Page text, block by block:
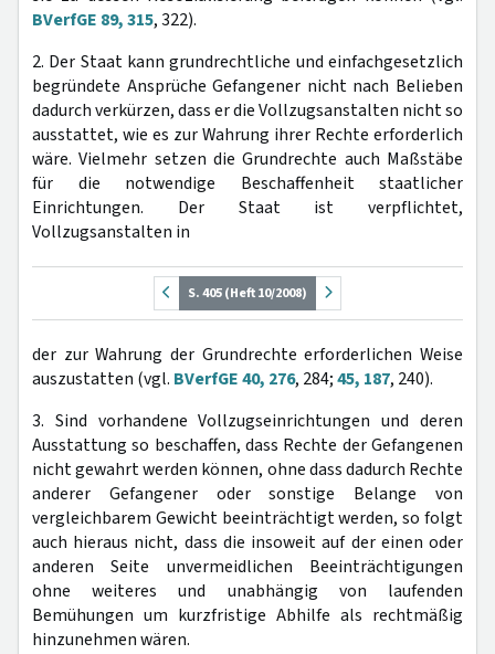
BVerfGE 89, 315, 322).
2. Der Staat kann grundrechtliche und einfachgesetzlich
begründete Ansprüche Gefangener nicht nach Belieben
dadurch verkürzen, dass er die Vollzugsanstalten nicht so
ausstattet, wie es zur Wahrung ihrer Rechte erforderlich
wäre. Vielmehr setzen die Grundrechte auch Maßstäbe
für die notwendige Beschaffenheit staatlicher
Einrichtungen. Der Staat ist verpflichtet,
Vollzugsanstalten in
S. 405 (Heft 10/2008)
der zur Wahrung der Grundrechte erforderlichen Weise
auszustatten (vgl. BVerfGE 40, 276, 284;45, 187, 240).
3. Sind vorhandene Vollzugseinrichtungen und deren
Ausstattung so beschaffen, dass Rechte der Gefangenen
nicht gewahrt werden können, ohne dass dadurch Rechte
anderer Gefangener oder sonstige Belange von
vergleichbarem Gewicht beeinträchtigt werden, so folgt
auch hieraus nicht, dass die insoweit auf der einen oder
anderen Seite unvermeidlichen Beeinträchtigungen
ohne weiteres und unabhängig von laufenden
Bemühungen um kurzfristige Abhilfe als rechtmäßig
hinzunehmen wären.